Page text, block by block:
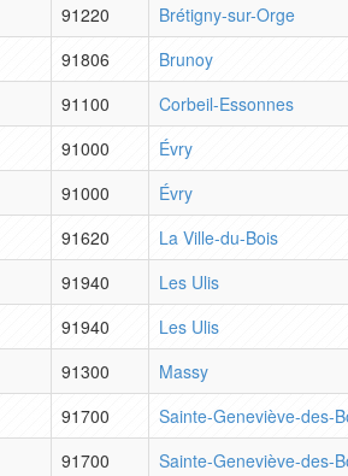
91220
Brétigny-sur-Orge
91806
Brunoy
91100
Corbeil-Essonnes
91000
Évry
91000
Évry
91620
La Ville-du-Bois
91940
Les Ulis
91940
Les Ulis
91300
Massy
91700
Sainte-Geneviève-des-
91700
Sainte-Geneviève-des-